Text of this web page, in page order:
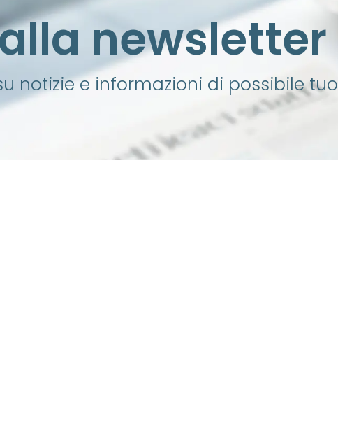
newsletter
notizie e informazioni di possibile tuo